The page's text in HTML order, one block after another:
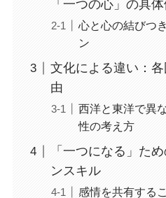
「一つの心」の具体
心と心の結びつ
ン
文化による違い：
由
西洋と東洋で異
性の考え方
「一つになる」た
ンスキル
感情を共有する